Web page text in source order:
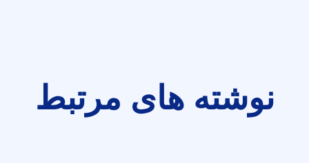
نوشته های مرتبط